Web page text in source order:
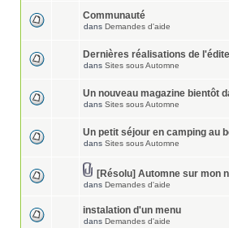
Communauté
dans Demandes d'aide
Dernières réalisations de
dans Sites sous Automne
Un nouveau magazine bientôt
dans Sites sous Automne
Un petit séjour en camping au
dans Sites sous Automne
[Résolu] Automne sur mon
dans Demandes d'aide
instalation d'un menu
dans Demandes d'aide